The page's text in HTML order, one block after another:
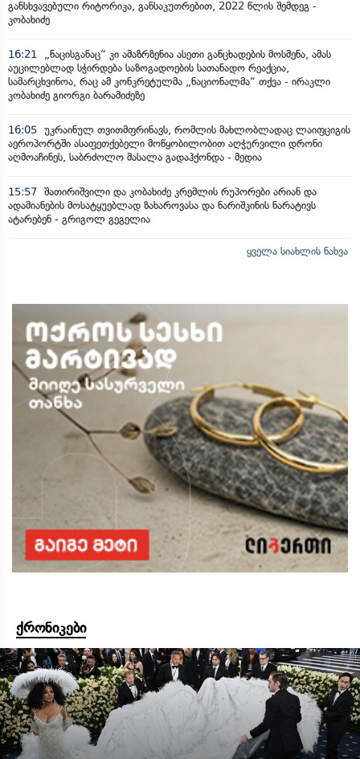
განსხვავებული რიტორიკა, განსაკუთრებით, 2022 წლის შემდეგ -
კობახიძე
16:21
„ნაცისგანაც“ კი ამაზრზენია ასეთი განცხადების მოსმენა, ამას
აუცილებლად სჭირდება საზოგადოების სათანადო რეაქცია,
სამარცხვინოა, რაც ამ კონკრეტულმა „ნაციონალმა“ თქვა - ირაკლი
კობახიძე გიორგი ბარამიძეზე
16:05 უკრაინულ თვითმფრინავს, რომლის მახლობლადაც ლაიფციგის
აეროპორტში ასაფეთქებელი მოწყობილობით აღჭურვილი დრონი
აღმოაჩინეს, საბრძოლო მასალა გადაჰქონდა - მედია
15:57 შათირიშვილი და კობახიძე კრემლის რუპორები არიან და
ადამიანების მოსატყუებლად ზახაროვასა და ნარიშკინის ნარატივს
ატარებენ - გრიგოლ გეგელია
ყველა სიახლის ნახვა
ქრონიკები